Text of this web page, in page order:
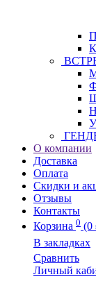
О компании
Доставка
Оплата
Скидки и
Отзывы
Контакты
Корзина 0 (0
В закладках
Сравнить
Личный